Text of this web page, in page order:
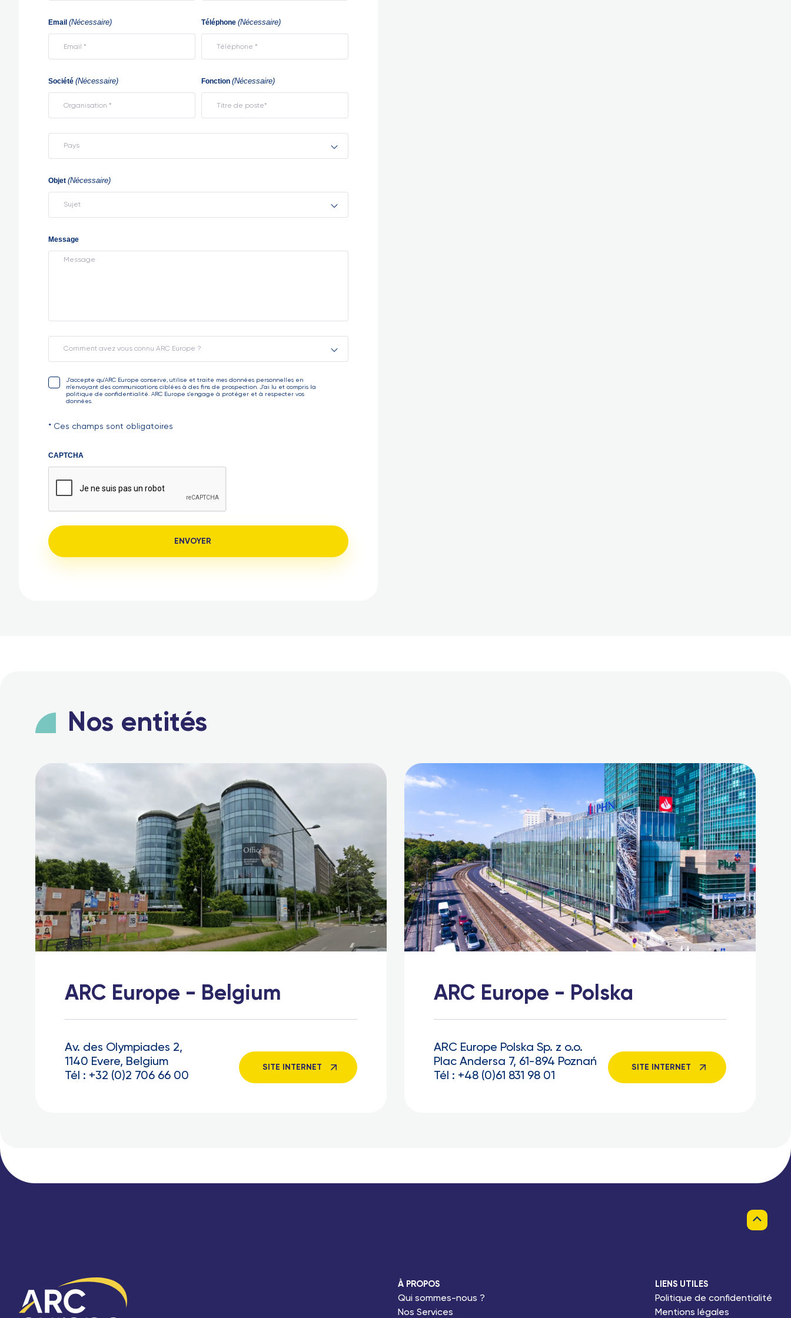
Email (Nécessaire) Téléphone (Nécessaire)
Société (Nécessaire) Fonction (Nécessaire)
Objet (Nécessaire)
Message
connu
ARC
Europe
(Nécessaire)
J'accepte qu'ARC Europe conserve, utilise et traite mes données personnelles en
m'envoyant des communications ciblées à des fins de prospection. J'ai lu et compris la
politique de confidentialité. ARC Europe s'engage à protéger et à respecter vos
données.
* Ces champs sont obligatoires
CAPTCHA
Nos entités
ARC Europe - Belgium
Av. des Olympiades 2,
1140 Evere, Belgium
Tél : +32 (0)2 706 66 00
SITE INTERNET
ARC Europe - Polska
ARC Europe Polska Sp. z o.o.
Plac Andersa 7, 61-894 Poznań
Tél : +48 (0)61 831 98 01
SITE INTERNET
À PROPOS
Qui sommes-nous ?
Nos Services
LIENS UTILES
Politique de confidentialité
Mentions légales